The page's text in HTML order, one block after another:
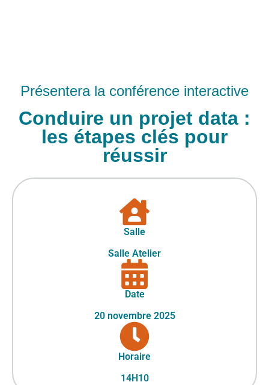
Présentera la conférence interactive
Conduire un projet data :
les étapes clés pour
réussir
Salle
Salle Atelier
Date
20 novembre 2025
Horaire
14H10